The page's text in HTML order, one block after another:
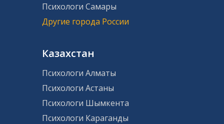
Психологи Самары
Другие города России
Казахстан
Психологи Алматы
Психологи Астаны
Психологи Шымкента
Психологи Караганды